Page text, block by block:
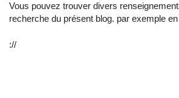
Vous pouvez trouver divers
recherche du présent blog. par exemple
://